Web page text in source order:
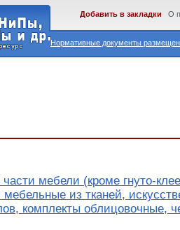
Нормативные документы
Добавить в закладки О
мебели (кроме гнуто-
мебельные из тканей,
комплекты облицовочные,